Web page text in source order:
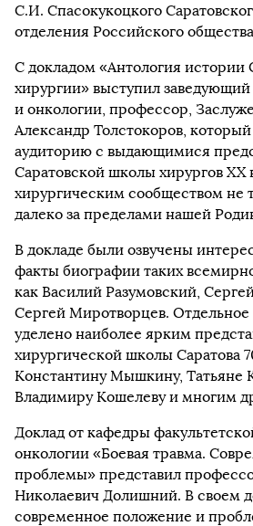
С.И. Спасокукоцкого
отделения Российского
С докладом «Антология истории
хирургии» выступил
и онкологии, профессор,
Александр Толстокоров,
аудиторию с выдающимися
Саратовской школы хирургов
хирургическим сообществом не
далеко за пределами нашей
В докладе были озвучены
факты биографии таких
как Василий Разумовский,
Сергей Миротворцев.
уделено наиболее ярким
хирургической школы Саратова
Константину Мышкину, Татьяне
Владимиру Кошелеву и многим
Доклад от кафедры
онкологии «Боевая травма.
проблемы» представил
Николаевич Долишний. В своем
современное положение и